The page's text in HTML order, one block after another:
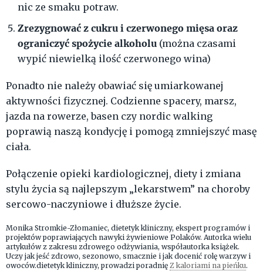
nic ze smaku potraw.
Zrezygnować z cukru i czerwonego mięsa oraz
ograniczyć spożycie alkoholu (można czasami
wypić niewielką ilość czerwonego wina)
Ponadto nie należy obawiać się umiarkowanej
aktywności fizycznej. Codzienne spacery, marsz,
jazda na rowerze, basen czy nordic walking
poprawią naszą kondycję i pomogą zmniejszyć masę
ciała.
Połączenie opieki kardiologicznej, diety i zmiana
stylu życia są najlepszym „lekarstwem” na choroby
sercowo-naczyniowe i dłuższe życie.
Monika Stromkie-Złomaniec, dietetyk kliniczny, ekspert programów i
projektów poprawiających nawyki żywieniowe Polaków. Autorka wielu
artykułów z zakresu zdrowego odżywiania, współautorka książek.
Uczy jak jeść zdrowo, sezonowo, smacznie i jak docenić rolę warzyw i
owoców.dietetyk kliniczny, prowadzi poradnię Z kaloriami na pieńku.